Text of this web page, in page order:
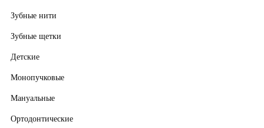
Зубные нити
Зубные щетки
Детские
Монопучковые
Мануальные
Ортодонтические